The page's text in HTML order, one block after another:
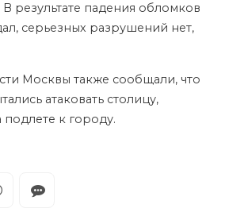
результате падения обломков
серьезных разрушений нет,
Москвы также сообщали, что
атаковать столицу,
к городу.